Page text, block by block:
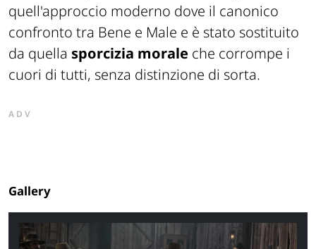
quell'approccio moderno dove il canonico
confronto tra Bene e Male e è stato sostituito
da quella sporcizia morale che corrompe i
cuori di tutti, senza distinzione di sorta.
ADV
Gallery